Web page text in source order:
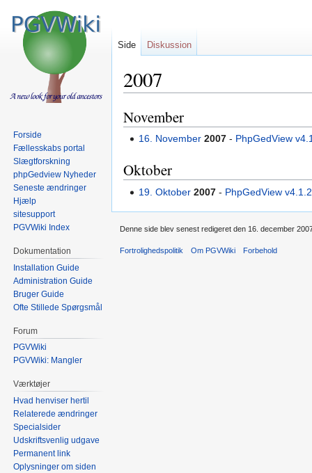
2007
Spring
til
navigation
Spring
til
søgning
November
16. November 2007 - PhpGedView
Oktober
19. Oktober 2007 - PhpGedView v4.1.2
Side Diskussion
Forside
Fællesskabs portal
Slægtforskning
phpGedview Nyheder
Seneste ændringer
Hjælp
sitesupport
PGVWiki Index
Dokumentation
Installation Guide
Administration Guide
Bruger Guide
Ofte Stillede Spørgsmål
Forum
PGVWiki
PGVWiki: Mangler
Værktøjer
Hvad henviser hertil
Relaterede ændringer
Specialsider
Udskriftsvenlig udgave
Permanent link
Oplysninger om siden
Denne side blev senest redigeret den 16. december
Fortrolighedspolitik Om PGVWiki Forbehold